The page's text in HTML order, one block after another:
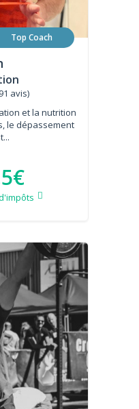
Top Coach
avis)
et la nutrition
le dépassement